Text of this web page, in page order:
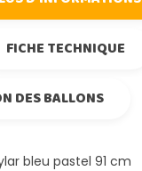
FICHE TECHNIQUE
DES BALLONS
bleu pastel 91 cm